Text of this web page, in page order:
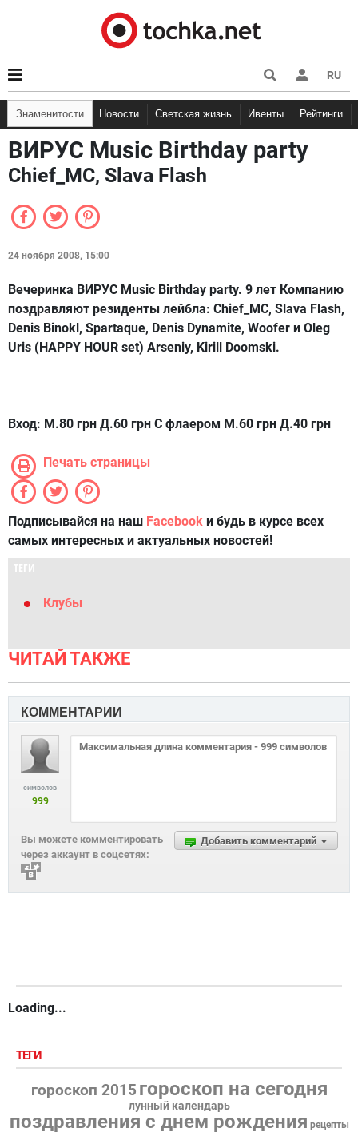
RU
Знаменитости Новости Светская жизнь Ивенты Рейтинги
ВИРУС Music Birthday party
Chief_MC, Slava Flash
24 ноября 2008, 15:00
Вечеринка ВИРУС Music Birthday party. 9 лет Компанию
поздравляют резиденты лейбла: Chief_MC, Slava Flash,
Denis Binokl, Spartaque, Denis Dynamite, Woofer и Oleg
Uris (HAPPY HOUR set) Arseniy, Kirill Doomski.
Вход: М.80 грн Д.60 грн С флаером М.60 грн Д.40 грн
Печать страницы
Подписывайся на наш Facebook и будь в курсе всех
самых интересных и актуальных новостей!
ТЕГИ
Клубы
ЧИТАЙ ТАКЖЕ
КОММЕНТАРИИ
символов
999
Добавить комментарий
Вы можете комментировать
через аккаунт в соцсетях:
Loading...
ТЕГИ
гороскоп 2015 гороскоп на сегодня
лунный календарь
поздравления с днем рождения рецепты